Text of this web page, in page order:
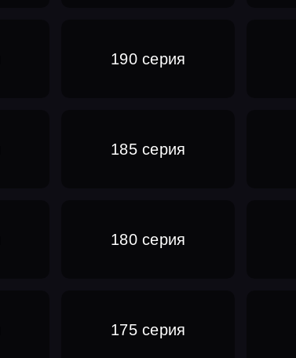
190 серия
185 серия
180 серия
175 серия